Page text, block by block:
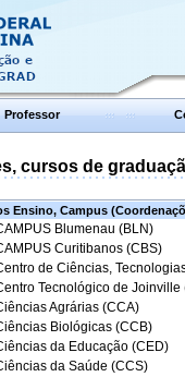
Professor
cursos de
Ensino, Campus
Blumenau (BLN)
Curitibanos (CBS)
de Ciências,
Tecnológico de Joinville
Agrárias (CCA)
Biológicas (CCB)
da Educação (CED)
da Saúde (CCS)